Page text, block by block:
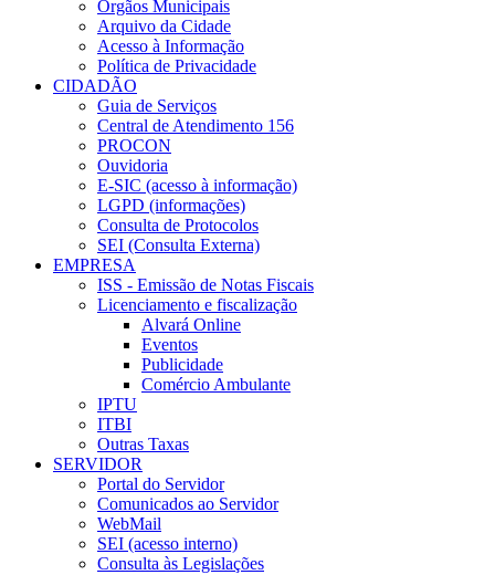
Órgãos Municipais
Arquivo da Cidade
Acesso à Informação
Política de Privacidade
CIDADÃO
Guia de Serviços
Central de Atendimento 156
PROCON
Ouvidoria
E-SIC (acesso à informação)
LGPD (informações)
Consulta de Protocolos
SEI (Consulta Externa)
EMPRESA
ISS - Emissão de Notas Fiscais
Licenciamento e fiscalização
Alvará Online
Eventos
Publicidade
Comércio Ambulante
IPTU
ITBI
Outras Taxas
SERVIDOR
Portal do Servidor
Comunicados ao Servidor
WebMail
SEI (acesso interno)
Consulta às Legislações